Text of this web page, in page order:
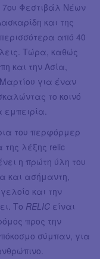
7ου Φεστιβάλ Νέων
και της
από 40
Τώρα, καθώς
και την Ασία,
για έναν
το κοινό
εμπειρία.
του περφόρμερ
της λέξης relic
η πρώτη ύλη του
και ασήμαντη,
και την
Το RELIC είναι
προς την
σύμπαν, για